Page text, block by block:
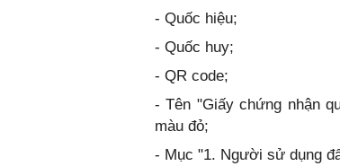
- Quốc hiệu;
- Quốc huy;
- QR code;
- Tên "Giấy chứng nhận
màu đỏ;
- Mục "1. Người sử dụng